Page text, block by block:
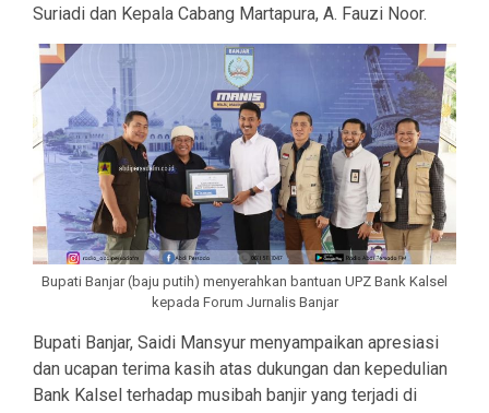
Suriadi dan Kepala Cabang Martapura, A. Fauzi Noor.
Bupati Banjar (baju putih) menyerahkan bantuan UPZ Bank Kalsel
kepada Forum Jurnalis Banjar
Bupati Banjar, Saidi Mansyur menyampaikan apresiasi
dan ucapan terima kasih atas dukungan dan kepedulian
Bank Kalsel terhadap musibah banjir yang terjadi di